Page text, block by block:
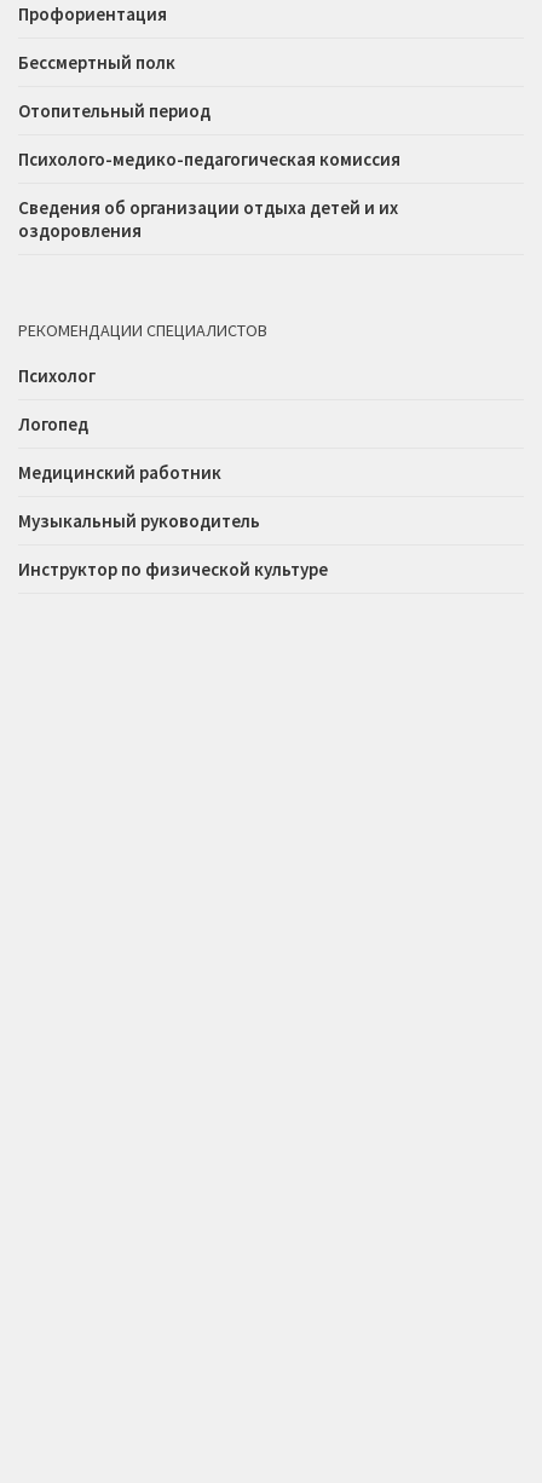
Профориентация
Бессмертный полк
Отопительный период
Психолого-медико-педагогическая комиссия
Сведения об организации отдыха детей и их
оздоровления
РЕКОМЕНДАЦИИ СПЕЦИАЛИСТОВ
Психолог
Логопед
Медицинский работник
Музыкальный руководитель
Инструктор по физической культуре